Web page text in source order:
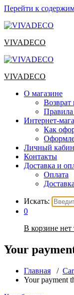
Перейти к
VIVADECO
VIVADECO
О магазине
Возврат
Интернет-
Как
Личный
Контакты
Доставка и
Оплата
Доставка
Искать:
0
В корзине нет
Your
Главная /
Your payment